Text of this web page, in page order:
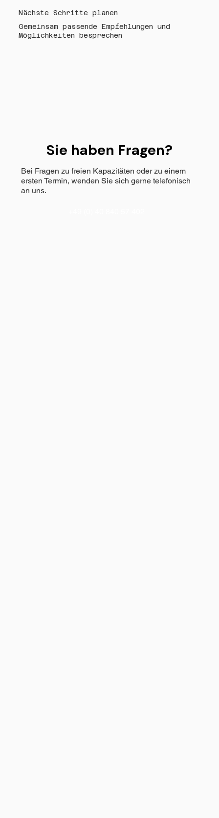
Nächste Schritte planen
Gemeinsam passende Empfehlungen und
Möglichkeiten besprechen
Sie haben Fragen?
Sie haben Fragen?
Bei Fragen zu freien Kapazitäten oder zu einem
ersten Termin, wenden Sie sich gerne telefonisch
an uns.